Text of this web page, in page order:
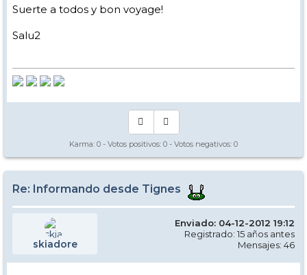
Suerte a todos y bon voyage!
Salu2
Karma: 0 - Votos positivos: 0 - Votos negativos: 0
Re: Informando desde Tignes
skiadore
Enviado: 04-12-2012 19:12
Registrado: 15 años antes
Mensajes: 46